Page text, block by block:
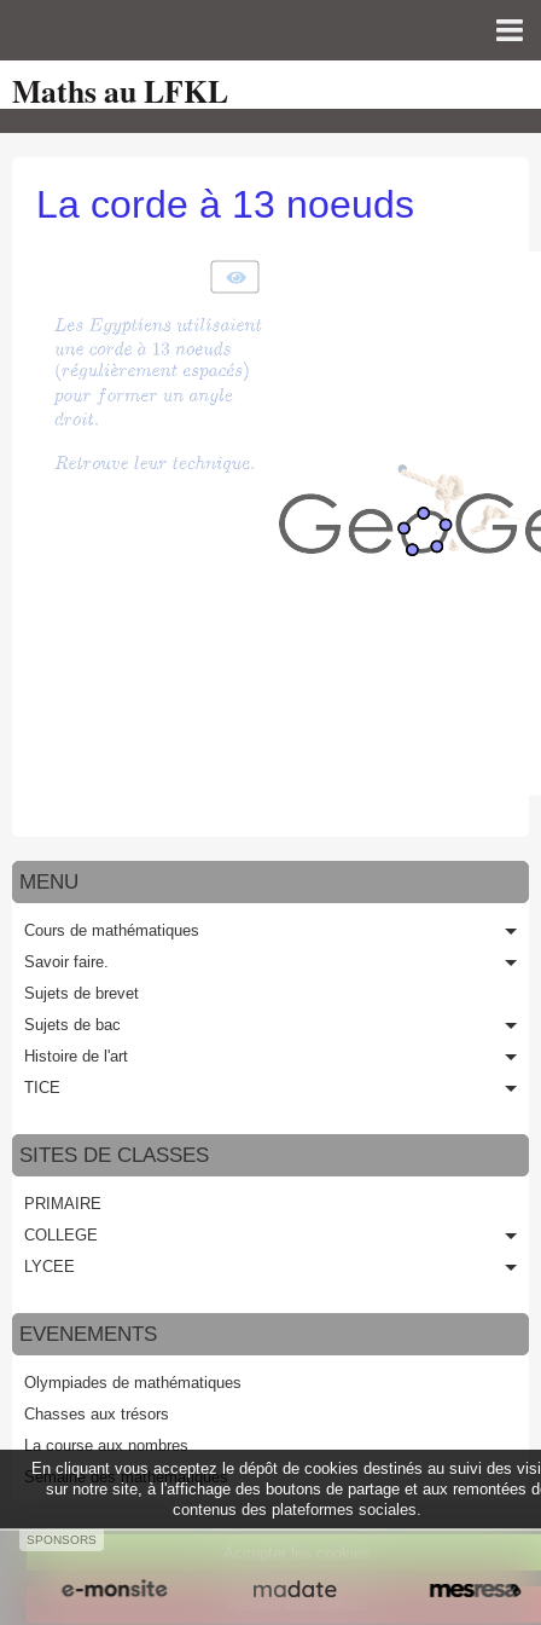
Page d'accueil
Pour les Profs
auto-évaluations
Sujets de bac
Programmes officiels
Orientation
Maths au LFKL
La corde à 13 noeuds
MENU
Cours de mathématiques
Savoir faire.
Sujets de brevet
Sujets de bac
Histoire de l'art
TICE
SITES DE CLASSES
PRIMAIRE
COLLEGE
LYCEE
EVENEMENTS
Olympiades de mathématiques
Chasses aux trésors
La course aux nombres
Semaine des mathématiques
Créer un site internet avec e-monsite
SPONSORS
En cliquant vous acceptez le dépôt de cookies destinés au suivi des
sur notre site, à l'affichage des boutons de partage et aux remontées
contenus des plateformes sociales.
Accepter les cookies